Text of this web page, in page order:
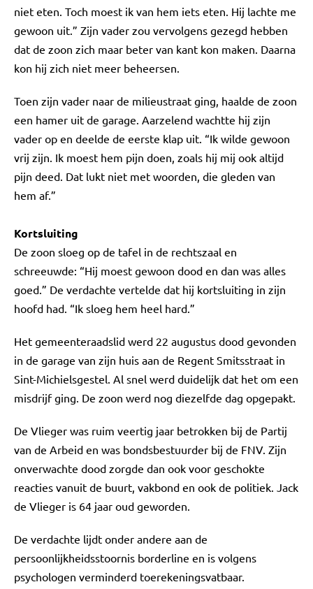
niet eten. Toch moest ik van hem iets eten. Hij lachte me
gewoon uit.” Zijn vader zou vervolgens gezegd hebben
dat de zoon zich maar beter van kant kon maken. Daarna
kon hij zich niet meer beheersen.
Toen zijn vader naar de milieustraat ging, haalde de zoon
een hamer uit de garage. Aarzelend wachtte hij zijn
vader op en deelde de eerste klap uit. “Ik wilde gewoon
vrij zijn. Ik moest hem pijn doen, zoals hij mij ook altijd
pijn deed. Dat lukt niet met woorden, die gleden van
hem af.”
Kortsluiting
De zoon sloeg op de tafel in de rechtszaal en
schreeuwde: “Hij moest gewoon dood en dan was alles
goed.” De verdachte vertelde dat hij kortsluiting in zijn
hoofd had. “Ik sloeg hem heel hard.”
Het gemeenteraadslid werd 22 augustus dood gevonden
in de garage van zijn huis aan de Regent Smitsstraat in
Sint-Michielsgestel. Al snel werd duidelijk dat het om een
misdrijf ging. De zoon werd nog diezelfde dag opgepakt.
De Vlieger was ruim veertig jaar betrokken bij de Partij
van de Arbeid en was bondsbestuurder bij de FNV. Zijn
onverwachte dood zorgde dan ook voor geschokte
reacties vanuit de buurt, vakbond en ook de politiek. Jack
de Vlieger is 64 jaar oud geworden.
De verdachte lijdt onder andere aan de
persoonlijkheidsstoornis borderline en is volgens
psychologen verminderd toerekeningsvatbaar.